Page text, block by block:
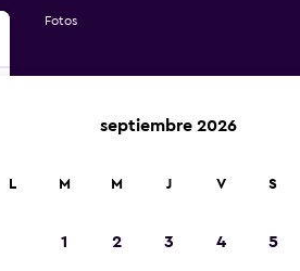
Fotos
septiembre 2026
L M M J V S
1 2 3 4 5